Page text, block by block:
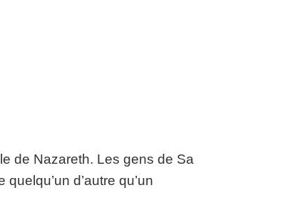
de Nazareth. Les gens de Sa
d’autre qu’un